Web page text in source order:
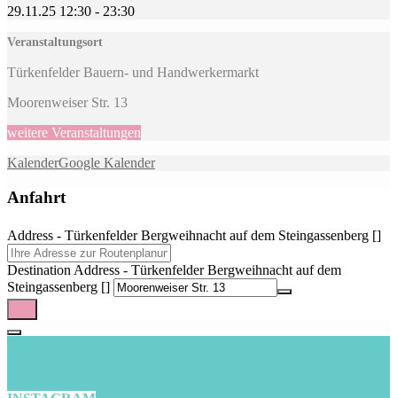
29.11.25 12:30 - 23:30
Veranstaltungsort
Türkenfelder Bauern- und Handwerkermarkt
Moorenweiser Str. 13
weitere Veranstaltungen
KalenderGoogle Kalender
Anfahrt
Address - Türkenfelder Bergweihnacht auf dem Steingassenberg []
Destination Address - Türkenfelder Bergweihnacht auf dem
Steingassenberg []